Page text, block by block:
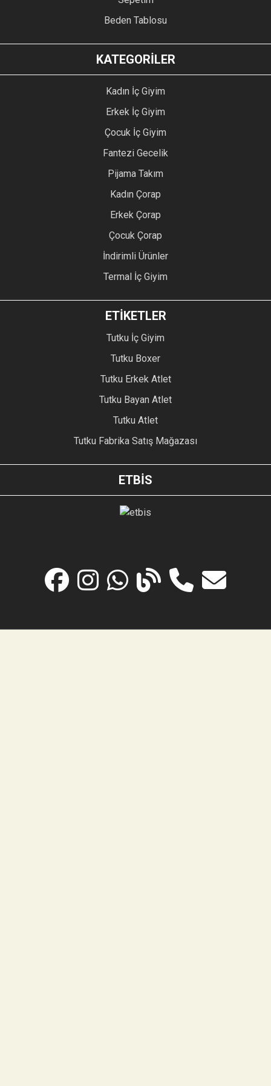
Beden Tablosu
KATEGORİLER
Kadın İç Giyim
Erkek İç Giyim
Çocuk İç Giyim
Fantezi Gecelik
Pijama Takım
Kadın Çorap
Erkek Çorap
Çocuk Çorap
İndirimli Ürünler
Termal İç Giyim
ETİKETLER
Tutku İç Giyim
Tutku Boxer
Tutku Erkek Atlet
Tutku Bayan Atlet
Tutku Atlet
Tutku Fabrika Satış Mağazası
ETBİS